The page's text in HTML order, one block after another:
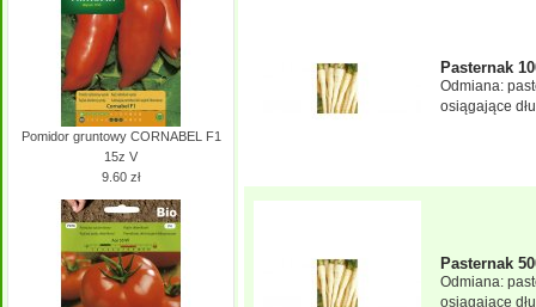
Pomidor gruntowy CORNABEL F1
15z V
9.60 zł
Pasternak
Odmiana:
osiągające
Pasternak
Odmiana:
osiągające